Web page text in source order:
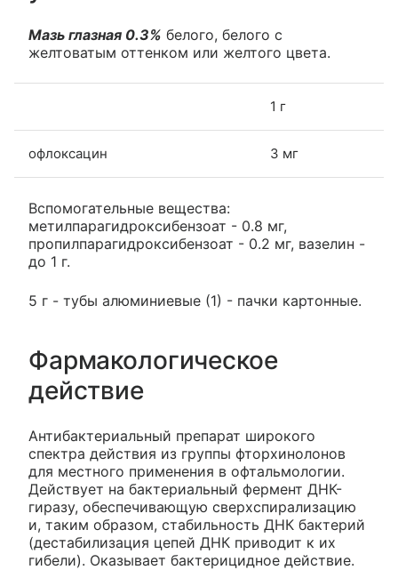
Мазь глазная 0.3% белого, белого с
желтоватым оттенком или желтого цвета.
1 г
офлоксацин 3 мг
Вспомогательные вещества:
метилпарагидроксибензоат - 0.8 мг,
пропилпарагидроксибензоат - 0.2 мг, вазелин -
до 1 г.
5 г - тубы алюминиевые (1) - пачки картонные.
Фармакологическое
действие
Антибактериальный препарат широкого
спектра действия из группы фторхинолонов
для местного применения в офтальмологии.
Действует на бактериальный фермент ДНК-
гиразу, обеспечивающую сверхспирализацию
и, таким образом, стабильность ДНК бактерий
(дестабилизация цепей ДНК приводит к их
гибели). Оказывает бактерицидное действие.